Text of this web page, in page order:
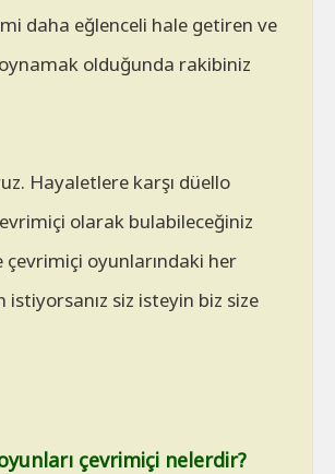
daha eğlenceli hale getiren ve
olduğunda rakibiniz
Hayaletlere karşı düello
olarak bulabileceğiniz
oyunlarındaki her
istiyorsanız siz isteyin biz size
çevrimiçi nelerdir?